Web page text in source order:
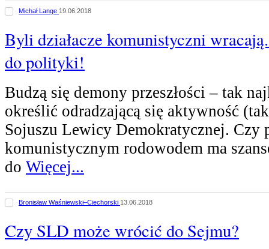
Michał Lange 19.06.2018
Byli działacze komunistyczni
do polityki!
Budzą się demony przeszłości – tak
określić odradzającą się aktywność
Sojuszu Lewicy Demokratycznej. Czy
komunistycznym rodowodem ma
do Więcej...
Bronisław Waśniewski–Ciechorski 13.06.2018
Czy SLD może wrócić do Sejmu?